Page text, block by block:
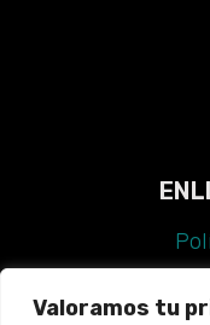
Valoramos tu